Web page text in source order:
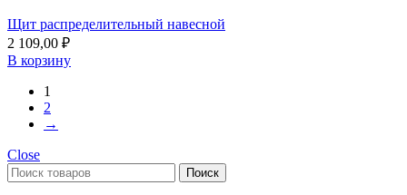
Щит распределительный навесной
2 109,00 ₽
В корзину
1
2
→
Close
Поиск